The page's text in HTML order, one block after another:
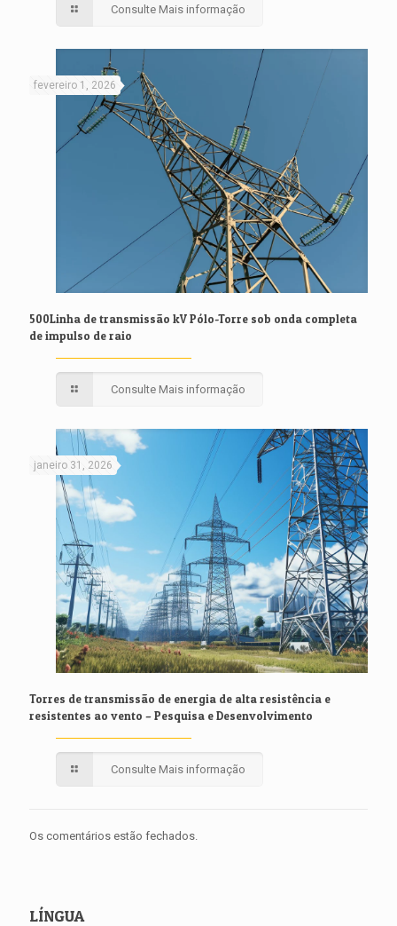
Consulte Mais informação
fevereiro 1, 2026
500Linha de transmissão kV Pólo-Torre sob onda completa
de impulso de raio
Consulte Mais informação
janeiro 31, 2026
Torres de transmissão de energia de alta resistência e
resistentes ao vento – Pesquisa e Desenvolvimento
Consulte Mais informação
Os comentários estão fechados.
LÍNGUA